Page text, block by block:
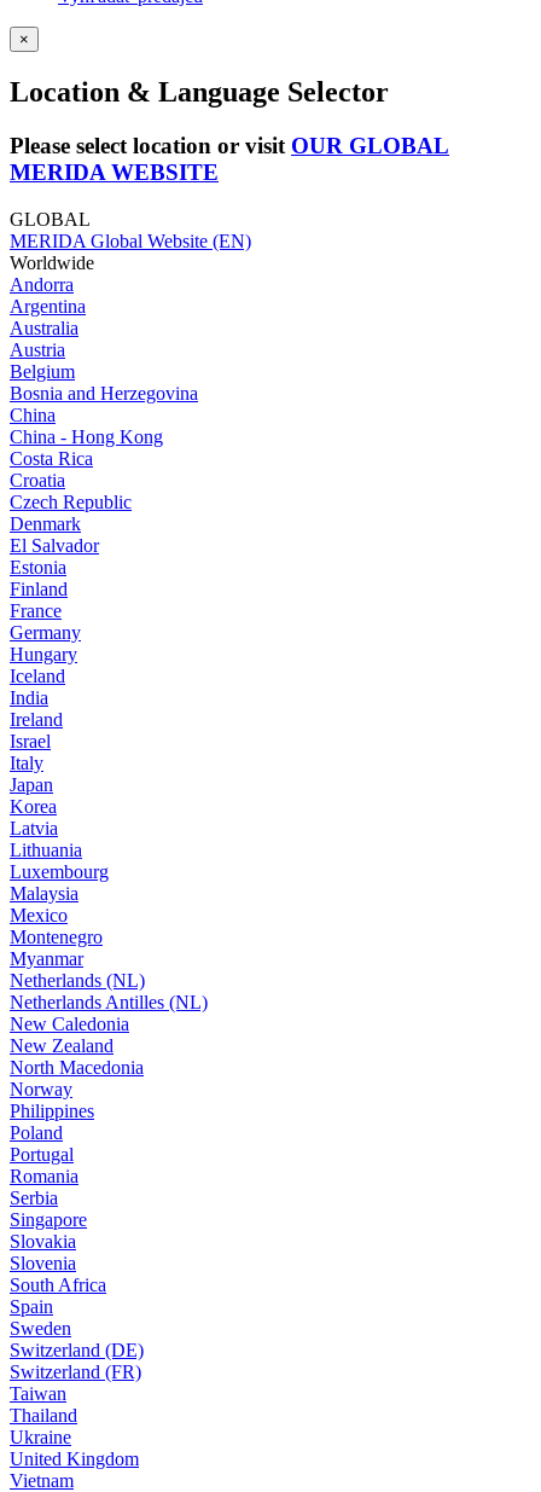
×
Location & Language Selector
Please select location or visit OUR GLOBAL
MERIDA WEBSITE
GLOBAL
MERIDA Global Website (EN)
Worldwide
Andorra
Argentina
Australia
Austria
Belgium
Bosnia and Herzegovina
China
China - Hong Kong
Costa Rica
Croatia
Czech Republic
Denmark
El Salvador
Estonia
Finland
France
Germany
Hungary
Iceland
India
Ireland
Israel
Italy
Japan
Korea
Latvia
Lithuania
Luxembourg
Malaysia
Mexico
Montenegro
Myanmar
Netherlands (NL)
Netherlands Antilles (NL)
New Caledonia
New Zealand
North Macedonia
Norway
Philippines
Poland
Portugal
Romania
Serbia
Singapore
Slovakia
Slovenia
South Africa
Spain
Sweden
Switzerland (DE)
Switzerland (FR)
Taiwan
Thailand
Ukraine
United Kingdom
Vietnam